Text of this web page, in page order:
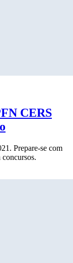
CERS
Prepare-se com
concursos.